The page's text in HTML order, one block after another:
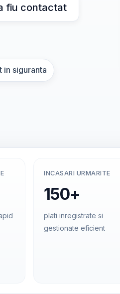
fiu contactat
in siguranta
INCASARI URMARITE
150+
plati inregistrate si
gestionate eficient